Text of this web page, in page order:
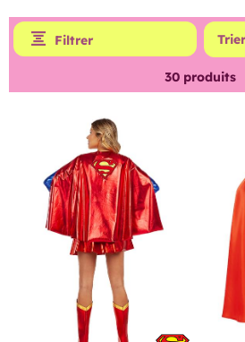
Filtrer
30 produits